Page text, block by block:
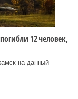
12 человек,
на данный